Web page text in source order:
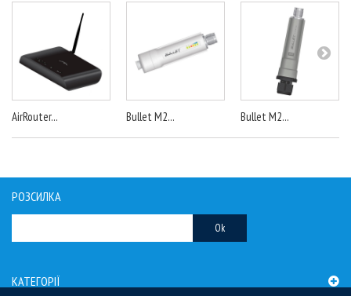
AirRouter... Bullet M2... Bullet M2...
РОЗСИЛКА
Ok
КАТЕГОРІЇ